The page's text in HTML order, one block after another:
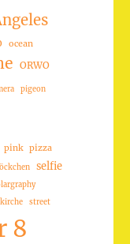
ocean
ORWO
pigeon
pink pizza
selfie
street
8